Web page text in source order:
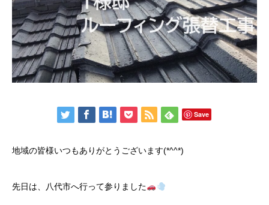
Save
地域の皆様いつもありがとうございます(*^^*)
先日は、八代市へ行って参りました